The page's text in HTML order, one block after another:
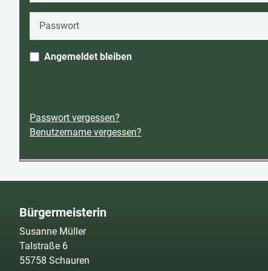
Angemeldet bleiben
Passwort vergessen?
Benutzername vergessen?
Bürgermeisterin
Susanne Müller
Talstraße 6
55758 Schauren